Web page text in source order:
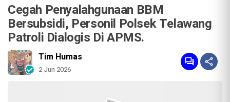
Cegah Penyalahgunaan BBM
Bersubsidi, Personil Polsek Telawang
Patroli Dialogis Di APMS.
Tim Humas
2 Jun 2026